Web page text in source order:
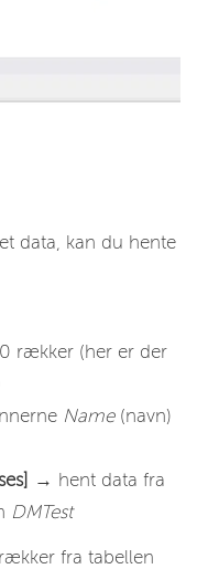
data, kan du hente
rækker (her er der
Name(navn)
→ hent data fra
DMTest
fra tabellen